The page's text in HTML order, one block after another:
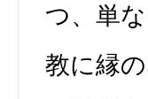
つ、単
教に縁